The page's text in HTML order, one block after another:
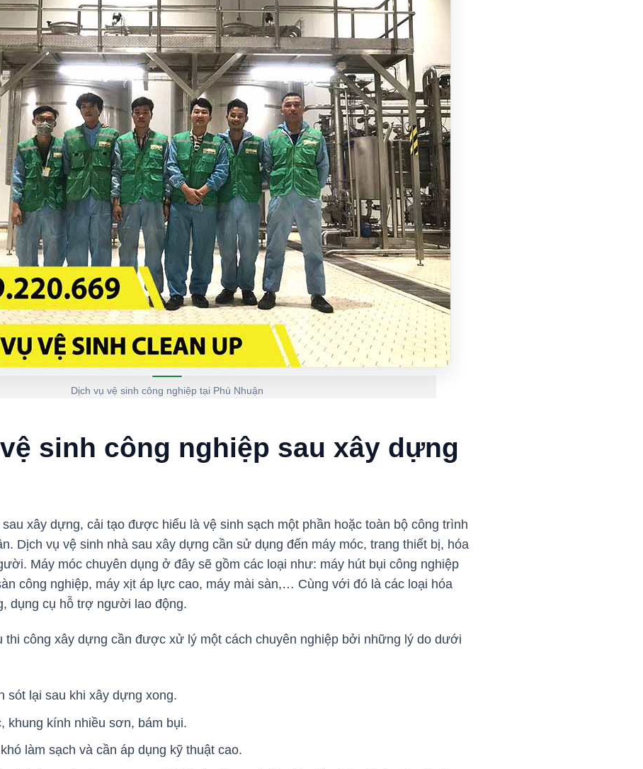
Dịch vụ vệ sinh công nghiệp tại Phú Nhuận
sinh công nghiệp sau xây dựng
xây dựng, cải tạo được hiểu là vệ sinh sạch một phần hoặc toàn bộ công trình
Dịch vụ vệ sinh nhà sau xây dựng cần sử dụng đến máy móc, trang thiết bị, hóa
Máy móc chuyên dụng ở đây sẽ gồm các loại như: máy hút bụi công nghiệp
công nghiệp, máy xịt áp lực cao, máy mài sàn,… Cùng với đó là các loại hóa
dụng cụ hỗ trợ người lao động.
thi công xây dựng cần được xử lý một cách chuyên nghiệp bởi những lý do dưới
sót lại sau khi xây dựng xong.
khung kính nhiều sơn, bám bụi.
làm sạch và cần áp dụng kỹ thuật cao.